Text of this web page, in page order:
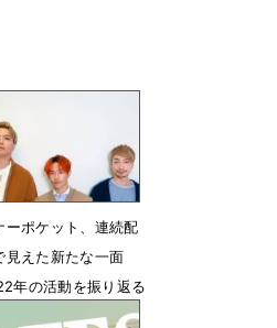
ーポケット、連続配
見えた新たな一面
年の活動を振り返る
12月17日 12時00分